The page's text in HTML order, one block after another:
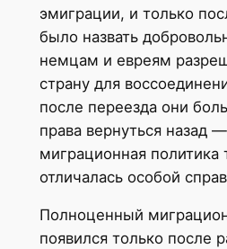
эмиграции, и только
было назвать
немцам и евреям
страну для
после переезда они
права вернуться назад
миграционная политика
отличалась особой
Полноценный
появился только после